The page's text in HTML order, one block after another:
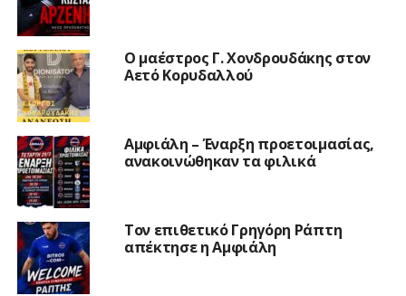
Ο μαέστρος Γ. Χονδρουδάκης στον
Αετό Κορυδαλλού
Αμφιάλη – Έναρξη προετοιμασίας,
ανακοινώθηκαν τα φιλικά
Τον επιθετικό Γρηγόρη Ράπτη
απέκτησε η Αμφιάλη